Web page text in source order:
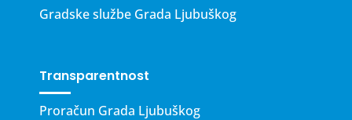
Gradske službe Grada Ljubuškog
Transparentnost
Proračun Grada Ljubuškog